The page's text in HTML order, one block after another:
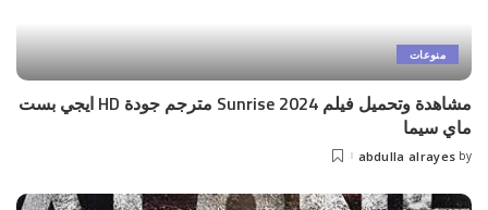
منوعات
مشاهدة وتحميل فيلم Sunrise 2024 مترجم جودة HD ايجي بست
ماي سيما
Posted
by
abdulla alrayes